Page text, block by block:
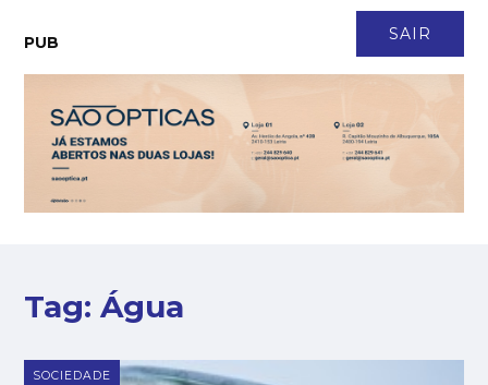
SAIR
PUB
Tag:Água
SOCIEDADE